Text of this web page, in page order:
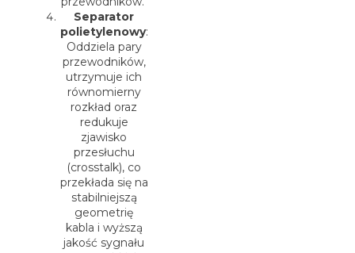
Separator
polietylenowy:
Oddziela pary
przewodników,
utrzymuje ich
równomierny
rozkład oraz
redukuje
zjawisko
przesłuchu
(crosstalk), co
przekłada się na
stabilniejszą
geometrię
kabla i wyższą
jakość sygnału